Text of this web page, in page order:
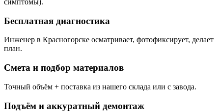
симптомы).
Бесплатная диагностика
Инженер в Красногорске осматривает, фотофиксирует, делает
план.
Смета и подбор материалов
Точный объём + поставка из нашего склада или с завода.
Подъём и аккуратный демонтаж